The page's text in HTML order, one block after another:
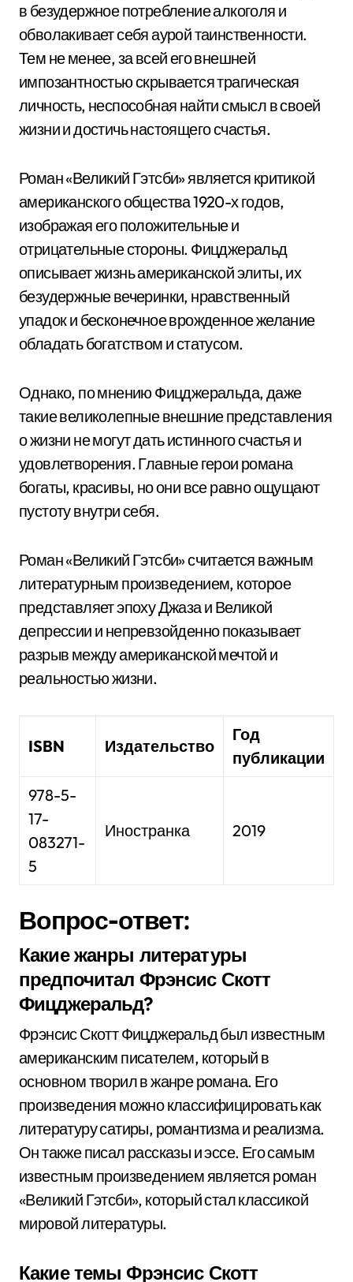
в безудержное потребление алкоголя и
обволакивает себя аурой таинственности.
Тем не менее, за всей его внешней
импозантностью скрывается трагическая
личность, неспособная найти смысл в своей
жизни и достичь настоящего счастья.
Роман «Великий Гэтсби» является критикой
американского общества 1920-х годов,
изображая его положительные и
отрицательные стороны. Фицджеральд
описывает жизнь американской элиты, их
безудержные вечеринки, нравственный
упадок и бесконечное врожденное желание
обладать богатством и статусом.
Однако, по мнению Фицджеральда, даже
такие великолепные внешние представления
о жизни не могут дать истинного счастья и
удовлетворения. Главные герои романа
богаты, красивы, но они все равно ощущают
пустоту внутри себя.
Роман «Великий Гэтсби» считается важным
литературным произведением, которое
представляет эпоху Джаза и Великой
депрессии и непревзойденно показывает
разрыв между американской мечтой и
реальностью жизни.
ISBN Издательство
Год
публикации
978-5-
17-
083271-
5
Иностранка 2019
Вопрос-ответ:
Какие жанры литературы
предпочитал Фрэнсис Скотт
Фицджеральд?
Фрэнсис Скотт Фицджеральд был известным
американским писателем, который в
основном творил в жанре романа. Его
произведения можно классифицировать как
литературу сатиры, романтизма и реализма.
Он также писал рассказы и эссе. Его самым
известным произведением является роман
«Великий Гэтсби», который стал классикой
мировой литературы.
Какие темы Фрэнсис Скотт